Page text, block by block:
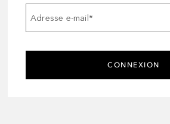
Adresse e-mail *
CONNEXION